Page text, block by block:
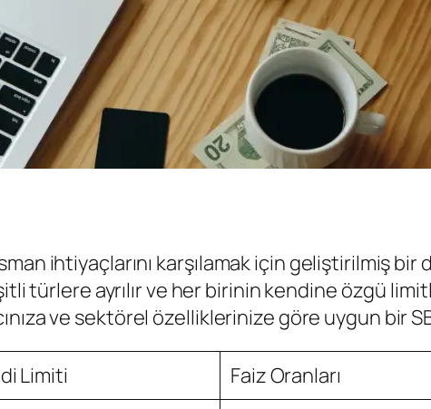
ihtiyaçlarını karşılamak için geliştirilmiş bir
türlere ayrılır ve her birinin kendine özgü
ve sektörel özelliklerinize göre uygun bir
Limiti Faiz Oranları